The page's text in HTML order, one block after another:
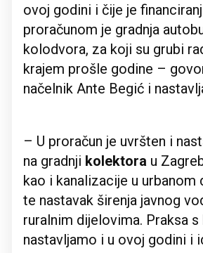
ovoj godini i čije je
proračunom je gradnja
kolodvora, za koji su grubi
krajem prošle godine –
načelnik Ante Begić i
– U proračun je uvršten i
na gradnji kolektora u
kao i kanalizacije u urbanom
te nastavak širenja javnog
ruralnim dijelovima. Praksa
nastavljamo i u ovoj godini i